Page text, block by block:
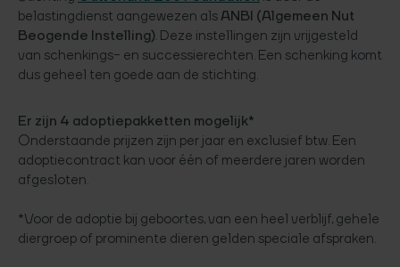
belastingdienst aangewezen alsANBI (Algemeen Nut
Beogende Instelling). Deze instellingen zijn vrijgesteld
van schenkings- en successierechten. Een schenking komt
dus geheel ten goede aan de stichting.
Er zijn 4 adoptiepakketten mogelijk*
Onderstaande prijzen zijn per jaar en exclusief btw. Een
adoptiecontract kan voor één of meerdere jaren worden
afgesloten.
*Voor de adoptie bij geboortes, van een heel verblijf, gehele
diergroep of prominente dieren gelden speciale afspraken.